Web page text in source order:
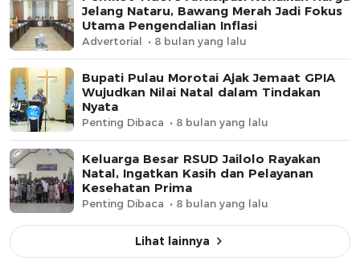
Jelang Nataru, Bawang Merah Jadi Fokus
Utama Pengendalian Inflasi
Advertorial 8 bulan yang lalu
Bupati Pulau Morotai Ajak Jemaat GPIA
Wujudkan Nilai Natal dalam Tindakan
Nyata
Penting Dibaca 8 bulan yang lalu
Keluarga Besar RSUD Jailolo Rayakan
Natal, Ingatkan Kasih dan Pelayanan
Kesehatan Prima
Penting Dibaca 8 bulan yang lalu
Lihat lainnya